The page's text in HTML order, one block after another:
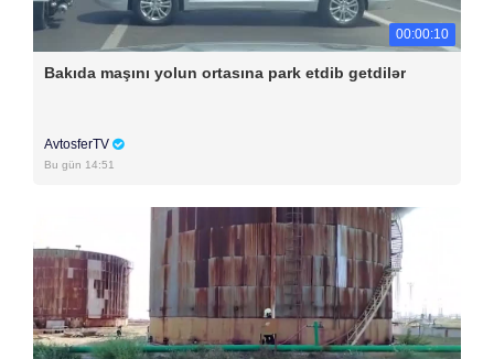
00:00:10
Bakıda maşını yolun ortasına park etdib getdilər
AvtosferTV
Bu gün 14:51